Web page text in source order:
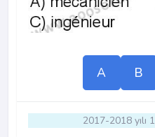
A B
2017-2018 yılı